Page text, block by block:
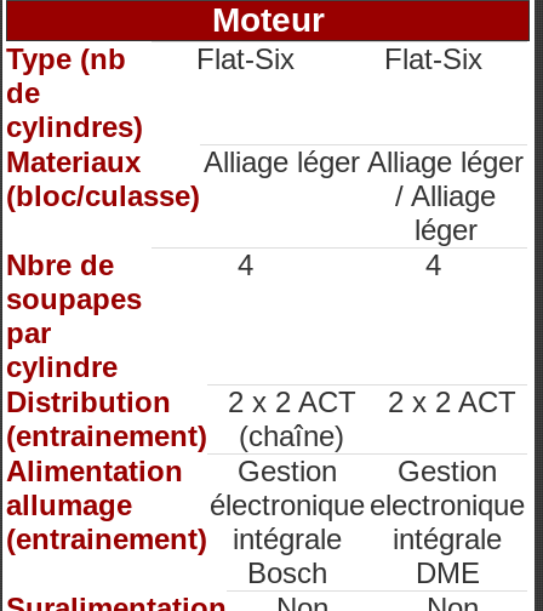
Moteur
Type (nb
de
cylindres)
Flat-Six Flat-Six
Materiaux
(bloc/culasse)
Alliage léger Alliage léger
/ Alliage
léger
Nbre de
soupapes
par
cylindre
4 4
Distribution
(entrainement)
2 x 2 ACT
(chaîne)
2 x 2 ACT
Alimentation
allumage
(entrainement)
Gestion
électronique
intégrale
Bosch
Gestion
electronique
intégrale
DME